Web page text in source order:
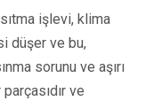
işlevi, klima
düşer ve bu,
sorunu ve aşırı
ve